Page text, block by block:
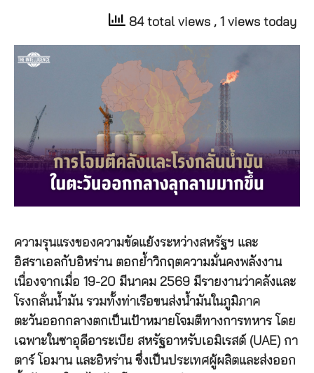
84 total views , 1 views today
ความรุนแรงของความขัดแย้งระหว่างสหรัฐฯ และ
อิสราเอลกับอิหร่าน ตอกย้ำวิกฤตความมั่นคงพลังงาน
เนื่องจากเมื่อ 19-20 มีนาคม 2569 มีรายงานว่าคลังและ
โรงกลั่นน้ำมัน รวมทั้งท่าเรือขนส่งน้ำมันในภูมิภาค
ตะวันออกกลางตกเป็นเป้าหมายโจมตีทางการทหาร โดย
เฉพาะในซาอุดีอาระเบีย สหรัฐอาหรับเอมิเรสต์ (UAE) กา
ตาร์ โอมาน และอิหร่าน ซึ่งเป็นประเทศผู้ผลิตและส่งออก